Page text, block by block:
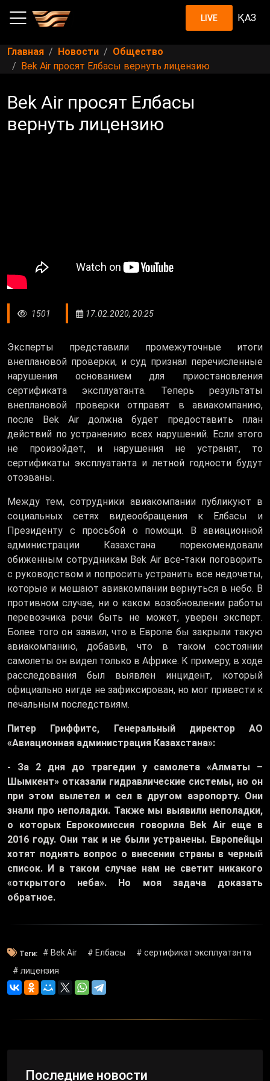
LIVE ҚАЗ
Главная Новости
Общество
Bek Air просят Елбасы вернуть лицензию
Bek Air просят Елбасы
вернуть лицензию
1501 17.02.2020, 20:25
Эксперты представили промежуточные итоги
внеплановой проверки, и суд признал перечисленные
нарушения основанием для приостановления
сертификата эксплуатанта. Теперь результаты
внеплановой проверки отправят в авиакомпанию,
после Bek Air должна будет предоставить план
действий по устранению всех нарушений. Если этого
не произойдет, и нарушения не устранят, то
сертификаты эксплуатанта и летной годности будут
отозваны.
Между тем, сотрудники авиакомпании публикуют в
социальных сетях видеообращения к Елбасы и
Президенту с просьбой о помощи. В авиационной
администрации Казахстана порекомендовали
обиженным сотрудникам Bek Air все-таки поговорить
с руководством и попросить устранить все недочеты,
которые и мешают авиакомпании вернуться в небо. В
противном случае, ни о каком возобновлении работы
перевозчика речи быть не может, уверен эксперт.
Более того он заявил, что в Европе бы закрыли такую
авиакомпанию, добавив, что в таком состоянии
самолеты он видел только в Африке. К примеру, в ходе
расследования был выявлен инцидент, который
официально нигде не зафиксирован, но мог привести к
печальным последствиям.
Питер Гриффитс, Генеральный директор АО
«Авиационная администрация Казахстана»:
- За 2 дня до трагедии у самолета «Алматы –
Шымкент» отказали гидравлические системы, но он
при этом вылетел и сел в другом аэропорту. Они
знали про неполадки. Также мы выявили неполадки,
о которых Еврокомиссия говорила Bek Air еще в
2016 году. Они так и не были устранены. Европейцы
хотят поднять вопрос о внесении страны в черный
список. И в таком случае нам не светит никакого
«открытого неба». Но моя задача доказать
обратное.
Теги: # Bek Air # Елбасы
# сертификат эксплуатанта
# лицензия
Последние новости